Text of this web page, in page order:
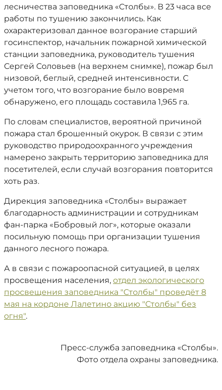
лесничества заповедника «Столбы». В 23 часа все
работы по тушению закончились. Как
охарактеризовал данное возгорание старший
госинспектор, начальник пожарной химической
станции заповедника, руководитель тушения
Сергей Соловьев (на верхнем снимке), пожар был
низовой, беглый, средней интенсивности. С
учетом того, что возгорание было вовремя
обнаружено, его площадь составила 1,965 га.
По словам специалистов, вероятной причиной
пожара стал брошенный окурок. В связи с этим
руководство природоохранного учреждения
намерено закрыть территорию заповедника для
посетителей, если случай возгорания повторится
хоть раз.
Дирекция заповедника «Столбы» выражает
благодарность администрации и сотрудникам
фан-парка «Бобровый лог», которые оказали
посильную помощь при организации тушения
данного лесного пожара.
А в связи с пожароопасной ситуацией, в целях
просвещения населения, отдел экологического
просвещения заповедника "Столбы" проведёт 8
мая на кордоне Лалетино акцию "Столбы" без
огня".
Пресс-служба заповедника «Столбы».
Фото отдела охраны заповедника.